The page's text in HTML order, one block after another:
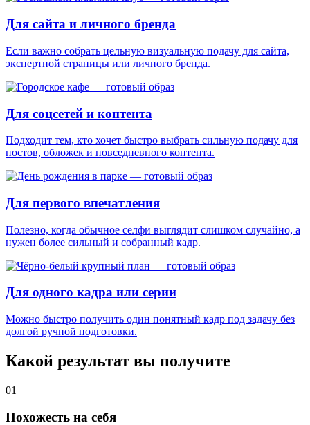
Для сайта и личного бренда
Если важно собрать цельную визуальную подачу для сайта,
экспертной страницы или личного бренда.
Для соцсетей и контента
Подходит тем, кто хочет быстро выбрать сильную подачу для
постов, обложек и повседневного контента.
Для первого впечатления
Полезно, когда обычное селфи выглядит слишком случайно, а
нужен более сильный и собранный кадр.
Для одного кадра или серии
Можно быстро получить один понятный кадр под задачу без
долгой ручной подготовки.
Какой результат вы получите
01
Похожесть на себя